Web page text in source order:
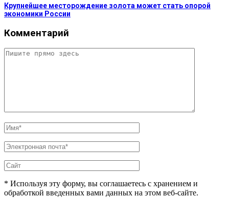
Крупнейшее месторождение золота может стать опорой
экономики России
Комментарий
* Используя эту форму, вы соглашаетесь с хранением и
обработкой введенных вами данных на этом веб-сайте.